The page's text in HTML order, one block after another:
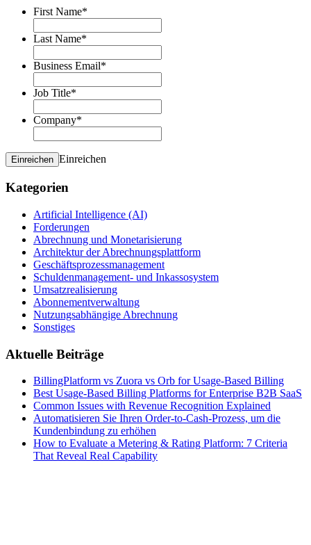
First Name*
Last Name*
Business Email*
Job Title*
Company*
Einreichen Einreichen
Kategorien
Artificial Intelligence (AI)
Forderungen
Abrechnung und Monetarisierung
Architektur der Abrechnungsplattform
Geschäftsprozessmanagement
Schuldenmanagement- und Inkassosystem
Umsatzrealisierung
Abonnementverwaltung
Nutzungsabhängige Abrechnung
Sonstiges
Aktuelle Beiträge
BillingPlatform vs Zuora vs Orb for Usage-Based Billing
Best Usage-Based Billing Platforms for Enterprise B2B SaaS
Common Issues with Revenue Recognition Explained
Automatisieren Sie Ihren Order-to-Cash-Prozess, um die
Kundenbindung zu erhöhen
How to Evaluate a Metering & Rating Platform: 7 Criteria
That Reveal Real Capability